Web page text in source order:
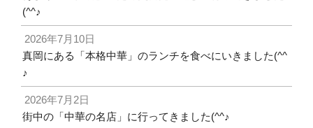
(^^♪
2026年7月10日
真岡にある「本格中華」のランチを食べにいきました(^^
♪
2026年7月2日
街中の「中華の名店」に行ってきました(^^♪